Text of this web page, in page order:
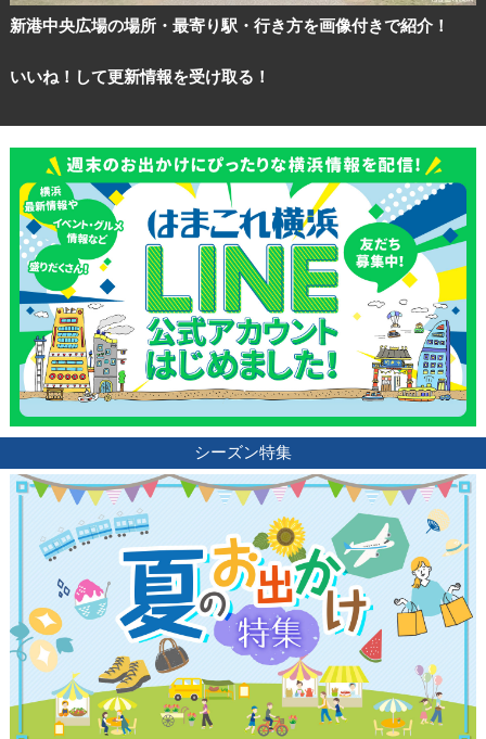
新港中央広場の場所・最寄り駅・行き方を画像付きで紹介！
いいね！して更新情報を受け取る！
シーズン特集
ランキング
ブログ記事
サイトについて